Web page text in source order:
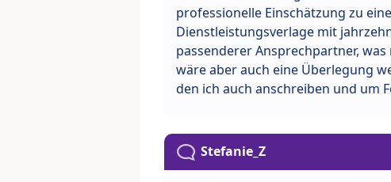
professionelle Einschätzung zu
Dienstleistungsverlage mit
passenderer Ansprechpartner,
wäre aber auch eine Überlegung
den ich auch anschreiben und um
Stefanie_Z